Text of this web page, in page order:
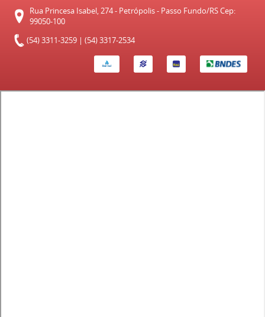
Rua Princesa Isabel, 274 - Petrópolis - Passo Fundo/RS Cep:
99050-100
(54) 3311-3259 | (54) 3317-2534